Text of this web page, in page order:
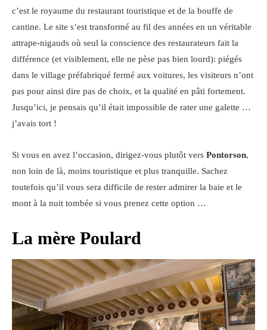
c’est le royaume du restaurant touristique et de la bouffe de
cantine. Le site s’est transformé au fil des années en un véritable
attrape-nigauds où seul la conscience des restaurateurs fait la
différence (et visiblement, elle ne pèse pas bien lourd): piégés
dans le village préfabriqué fermé aux voitures, les visiteurs n’ont
pas pour ainsi dire pas de choix, et la qualité en pâti fortement.
Jusqu’ici, je pensais qu’il était impossible de rater une galette …
j’avais tort !
Si vous en avez l’occasion, dirigez-vous plutôt vers Pontorson,
non loin de là, moins touristique et plus tranquille. Sachez
toutefois qu’il vous sera difficile de rester admirer la baie et le
mont à la nuit tombée si vous prenez cette option …
La mère Poulard